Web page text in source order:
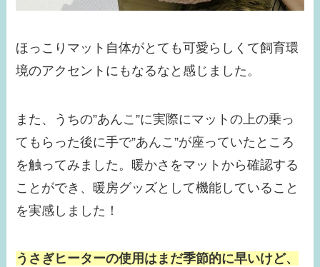
ほっこりマット自体がとても可愛らしくて飼育環
境のアクセントにもなるなと感じました。
また、うちの”あんこ”に実際にマットの上の乗っ
てもらった後に手で”あんこ”が座っていたところ
を触ってみました。暖かさをマットから確認する
ことができ、暖房グッズとして機能していること
を実感しました！
うさぎヒーターの使用はまだ季節的に早いけど、